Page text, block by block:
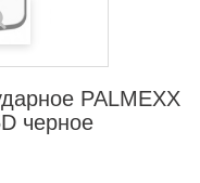
PALMEXX
черное